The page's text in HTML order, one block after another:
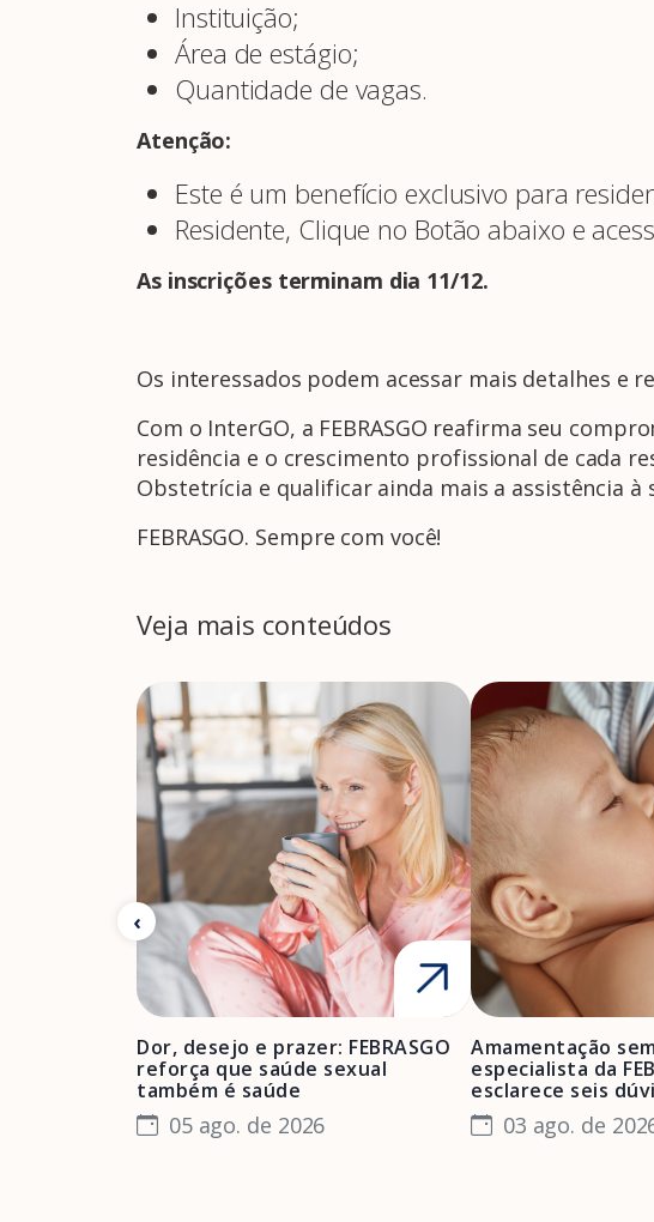
Instituição;
Área de estágio;
Quantidade de vagas.
Atenção:
Este é um benefício exclusivo para
Residente, Clique no Botão abaixo e
As inscrições terminam dia 11/12.
Os interessados podem acessar mais detalhes e
Com o InterGO, a FEBRASGO reafirma seu
residência e o crescimento profissional de cada
Obstetrícia e qualificar ainda mais a assistência à
FEBRASGO. Sempre com você!
Veja mais conteúdos
Dor, desejo e prazer: FEBRASGO
reforça que saúde sexual
também é saúde
05 ago. de 2026
Amamentação
especialista da
esclarece seis
03 ago. de